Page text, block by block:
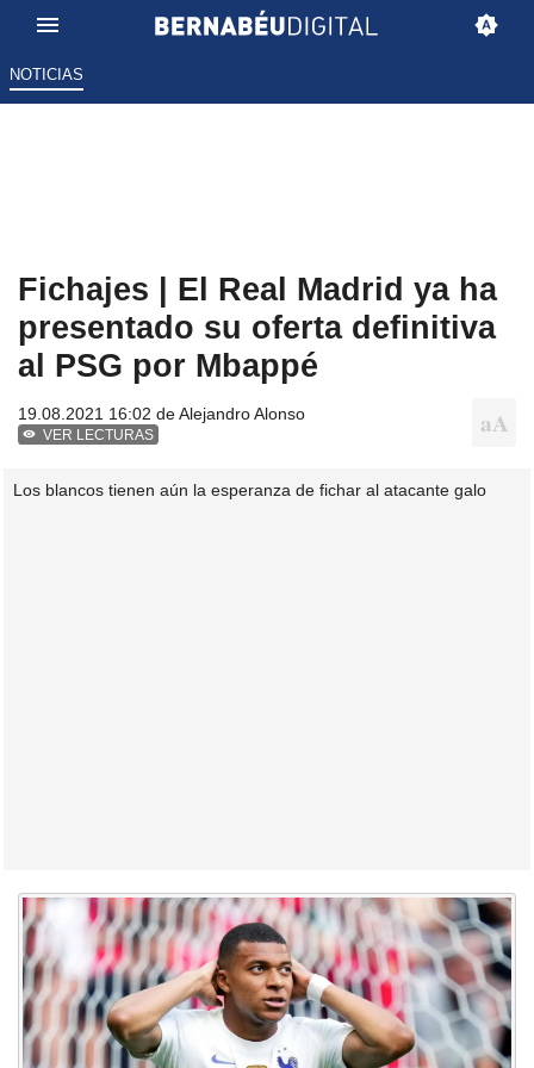
NOTICIAS
Fichajes | El Real Madrid ya ha
presentado su oferta definitiva
al PSG por Mbappé
19.08.2021 16:02 deAlejandro Alonso
VER LECTURAS
Los blancos tienen aún la esperanza de fichar al atacante galo